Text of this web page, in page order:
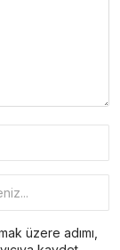
üzere adımı,